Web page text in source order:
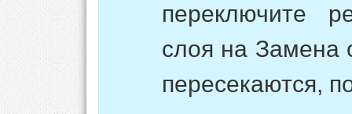
переключите
слоя на Замена
пересекаются,